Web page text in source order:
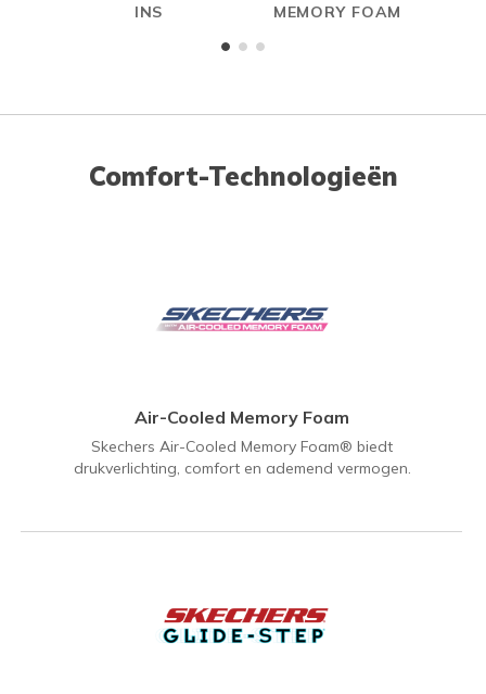
INS
MEMORY FOAM
Comfort-Technologieën
Air-Cooled Memory Foam
Skechers Air-Cooled Memory Foam® biedt
drukverlichting, comfort en ademend vermogen.